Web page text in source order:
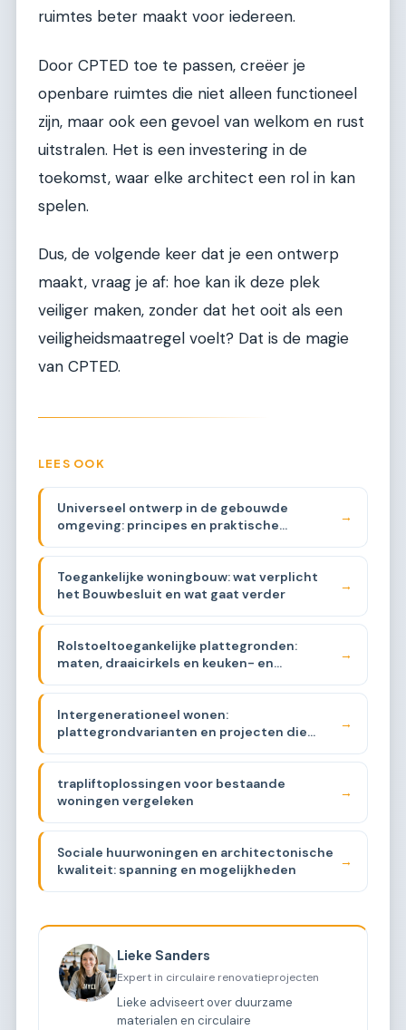
ruimtes beter maakt voor iedereen.
Door CPTED toe te passen, creëer je
openbare ruimtes die niet alleen functioneel
zijn, maar ook een gevoel van welkom en rust
uitstralen. Het is een investering in de
toekomst, waar elke architect een rol in kan
spelen.
Dus, de volgende keer dat je een ontwerp
maakt, vraag je af: hoe kan ik deze plek
veiliger maken, zonder dat het ooit als een
veiligheidsmaatregel voelt? Dat is de magie
van CPTED.
LEES OOK
Universeel ontwerp in de gebouwde
omgeving: principes en praktische
→
Toegankelijke woningbouw: wat verplicht
het Bouwbesluit en wat gaat verder
→
Rolstoeltoegankelijke plattegronden:
maten, draaicirkels en keuken- en
→
Intergenerationeel wonen:
plattegrondvarianten en projecten die
→
trapliftoplossingen voor bestaande
woningen vergeleken
→
Sociale huurwoningen en architectonische
kwaliteit: spanning en mogelijkheden
→
Lieke Sanders
Expert in circulaire renovatieprojecten
Lieke adviseert over duurzame
materialen en circulaire